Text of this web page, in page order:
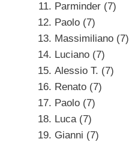
Parminder (7)
Paolo (7)
Massimiliano (7)
Luciano (7)
Alessio T. (7)
Renato (7)
Paolo (7)
Luca (7)
Gianni (7)